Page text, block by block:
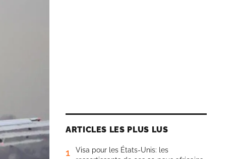
ARTICLES LES PLUS LUS
1
Visa pour les États-Unis: les